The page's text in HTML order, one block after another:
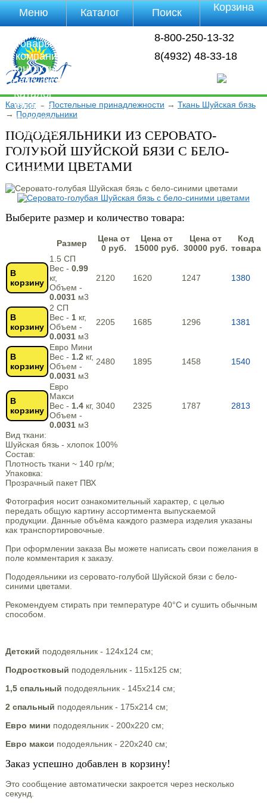
8-800-250-13-32
8(4932) 48-33-18
Каталог→ Постельные принадлежности → Ткань Шуйская бязь
→ Пододеяльники
ПОДОДЕЯЛЬНИКИ ИЗ СЕРОВАТО-
ГОЛУБОЙ ШУЙСКОЙ БЯЗИ С БЕЛО-
СИНИМИ ЦВЕТАМИ
Выберите размер и количество товара:
Размер
Цена от
0 руб.
Цена от
15000 руб.
Цена от
30000 руб.
Код
товара
В
корзину
1.5 СП
Вес - 0.99
кг,
Объем -
0.0031м3
2120 1620 1247 1380
В
корзину
2 СП
Вес - 1кг,
Объем -
0.0031м3
2205 1685 1296 1381
В
корзину
Евро Мини
Вес - 1.2 кг,
Объем -
0.0031м3
2480 1895 1458 1540
В
корзину
Евро
Макси
Вес - 1.4кг,
Объем -
0.0031м3
3040 2325 1787 2813
Вид ткани:
Шуйская бязь - хлопок 100%
Состав:
Плотность ткани ~ 140 гр/м;
Упаковка:
Прозрачный пакет ПВХ
Фотография носит ознакомительный характер, с целью
передать общую картину ассортимента выпускаемой
продукции. Данные объёма каждого размера изделия указаны
как транспортировочные.
При оформлении заказа Вы можете написать свои пожелания в
поле комментария к заказу.
Пододеяльники из серовато-голубой Шуйской бязи с бело-
синими цветами.
Рекомендуем стирать при температуре 40°С и сушить обычным
способом.
Детский пододеяльник - 124х124 см;
Подростковый пододеяльник - 115х125 см;
1,5 спальный пододеяльник - 145х214 см;
2 спальный пододеяльник - 175х214 см;
Евро мини пододеяльник - 200х220 см;
Евро макси пододеяльник - 220х240 см;
Заказ успешно добавлен в корзину!
Это сообщение автоматически закроется через несколько
секунд.
Меню
товары
О компании
Контакты
Прайс-лист
Каталог
Оплата
Доставка
Полезная
инфа
Магазины
Отзывы
Каталог Поиск Корзина